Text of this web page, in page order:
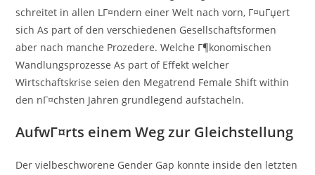
schreitet in allen LГ¤ndern einer Welt nach vorn, Г¤uГџert
sich As part of den verschiedenen Gesellschaftsformen
aber nach manche Prozedere. Welche Г¶konomischen
Wandlungsprozesse As part of Effekt welcher
Wirtschaftskrise seien den Megatrend Female Shift within
den nГ¤chsten Jahren grundlegend aufstacheln.
AufwГ¤rts einem Weg zur Gleichstellung
Der vielbeschworene Gender Gap konnte inside den letzten